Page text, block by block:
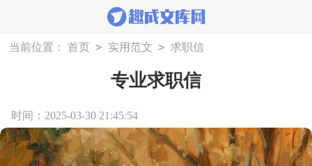
当前位置： 首页 > 实用范文 > 求职信
专业求职信
时间：2025-03-30 21:45:54